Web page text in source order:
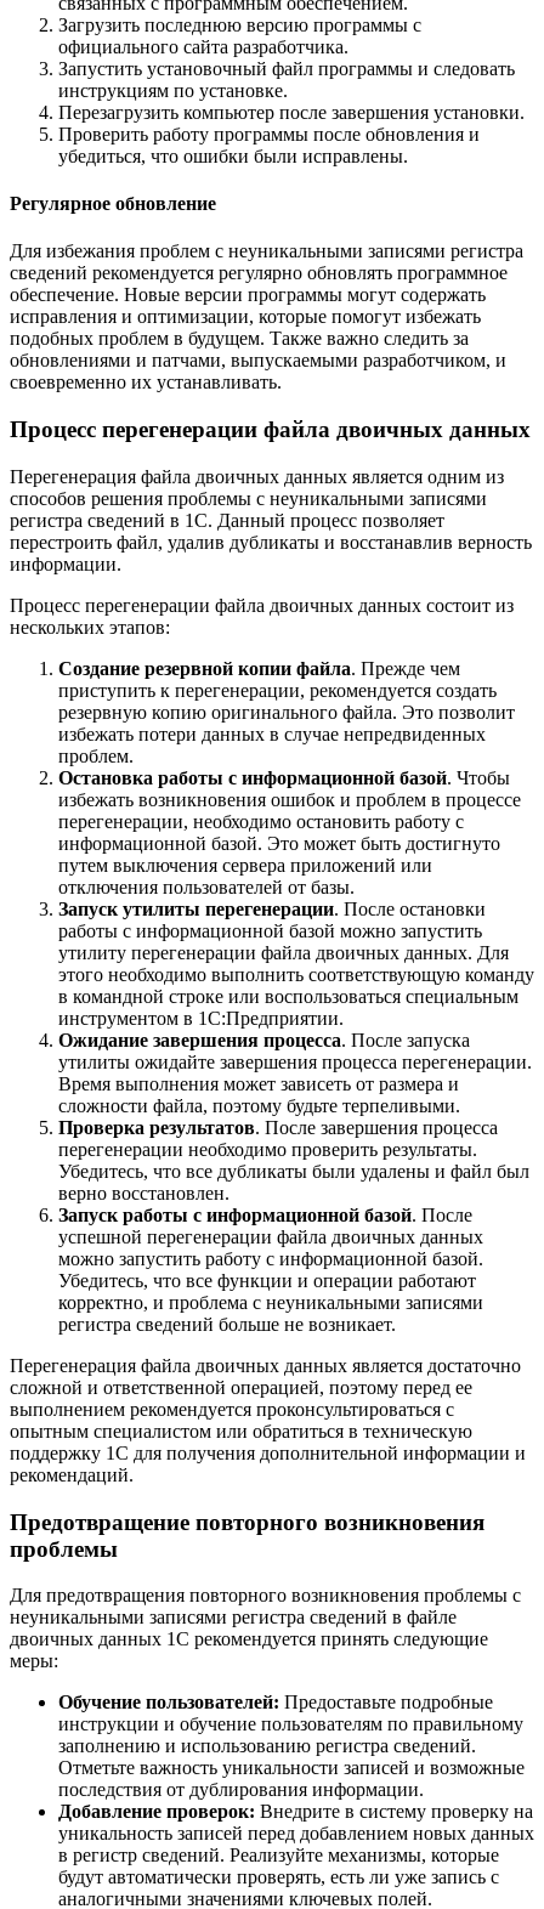
Загрузить последнюю версию программы с
официального сайта разработчика.
Запустить установочный файл программы и следовать
инструкциям по установке.
Перезагрузить компьютер после завершения установки.
Проверить работу программы после обновления и
убедиться, что ошибки были исправлены.
Регулярное обновление
Для избежания проблем с неуникальными записями регистра
сведений рекомендуется регулярно обновлять программное
обеспечение. Новые версии программы могут содержать
исправления и оптимизации, которые помогут избежать
подобных проблем в будущем. Также важно следить за
обновлениями и патчами, выпускаемыми разработчиком, и
своевременно их устанавливать.
Процесс перегенерации файла двоичных данных
Перегенерация файла двоичных данных является одним из
способов решения проблемы с неуникальными записями
регистра сведений в 1С. Данный процесс позволяет
перестроить файл, удалив дубликаты и восстанавлив верность
информации.
Процесс перегенерации файла двоичных данных состоит из
нескольких этапов:
Создание резервной копии файла. Прежде чем
приступить к перегенерации, рекомендуется создать
резервную копию оригинального файла. Это позволит
избежать потери данных в случае непредвиденных
проблем.
Остановка работы с информационной базой. Чтобы
избежать возникновения ошибок и проблем в процессе
перегенерации, необходимо остановить работу с
информационной базой. Это может быть достигнуто
путем выключения сервера приложений или
отключения пользователей от базы.
Запуск утилиты перегенерации. После остановки
работы с информационной базой можно запустить
утилиту перегенерации файла двоичных данных. Для
этого необходимо выполнить соответствующую команду
в командной строке или воспользоваться специальным
инструментом в 1С:Предприятии.
Ожидание завершения процесса. После запуска
утилиты ожидайте завершения процесса перегенерации.
Время выполнения может зависеть от размера и
сложности файла, поэтому будьте терпеливыми.
Проверка результатов. После завершения процесса
перегенерации необходимо проверить результаты.
Убедитесь, что все дубликаты были удалены и файл был
верно восстановлен.
Запуск работы с информационной базой. После
успешной перегенерации файла двоичных данных
можно запустить работу с информационной базой.
Убедитесь, что все функции и операции работают
корректно, и проблема с неуникальными записями
регистра сведений больше не возникает.
Перегенерация файла двоичных данных является достаточно
сложной и ответственной операцией, поэтому перед ее
выполнением рекомендуется проконсультироваться с
опытным специалистом или обратиться в техническую
поддержку 1С для получения дополнительной информации и
рекомендаций.
Предотвращение повторного возникновения
проблемы
Для предотвращения повторного возникновения проблемы с
неуникальными записями регистра сведений в файле
двоичных данных 1С рекомендуется принять следующие
меры:
Обучение пользователей: Предоставьте подробные
инструкции и обучение пользователям по правильному
заполнению и использованию регистра сведений.
Отметьте важность уникальности записей и возможные
последствия от дублирования информации.
Добавление проверок: Внедрите в систему проверку на
уникальность записей перед добавлением новых данных
в регистр сведений. Реализуйте механизмы, которые
будут автоматически проверять, есть ли уже запись с
аналогичными значениями ключевых полей.